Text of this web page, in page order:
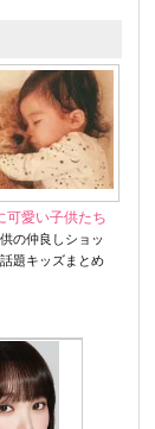
可愛い子供たち
の仲良しショッ
話題キッズまとめ